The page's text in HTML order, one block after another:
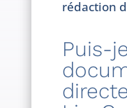
rédaction
Puis-